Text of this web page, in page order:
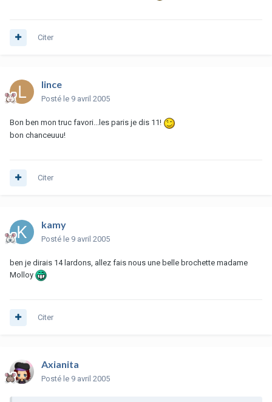
Citer
lince
Posté le 9 avril 2005
Bon ben mon truc favori...les paris je dis 11!
bon chanceuuu!
Citer
kamy
Posté le 9 avril 2005
ben je dirais 14 lardons, allez fais nous une belle brochette madame
Molloy
Citer
Axianita
Posté le 9 avril 2005